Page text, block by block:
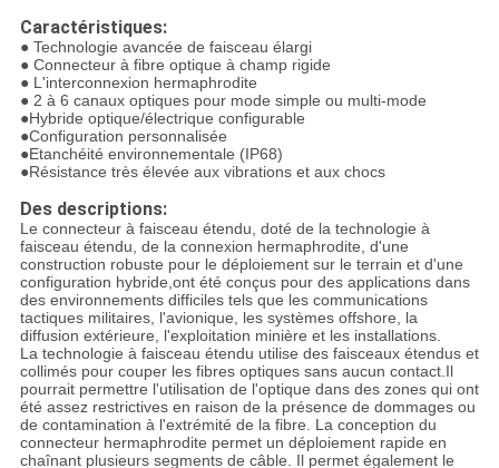
Caractéristiques:
● Technologie avancée de faisceau élargi
● Connecteur à fibre optique à champ rigide
● L'interconnexion hermaphrodite
● 2 à 6 canaux optiques pour mode simple ou multi-mode
●Hybride optique/électrique configurable
●Configuration personnalisée
●Etanchéité environnementale (IP68)
●Résistance très élevée aux vibrations et aux chocs
Des descriptions:
Le connecteur à faisceau étendu, doté de la technologie à
faisceau étendu, de la connexion hermaphrodite, d'une
construction robuste pour le déploiement sur le terrain et d'une
configuration hybride,ont été conçus pour des applications dans
des environnements difficiles tels que les communications
tactiques militaires, l'avionique, les systèmes offshore, la
diffusion extérieure, l'exploitation minière et les installations.
La technologie à faisceau étendu utilise des faisceaux étendus et
collimés pour couper les fibres optiques sans aucun contact.Il
pourrait permettre l'utilisation de l'optique dans des zones qui ont
été assez restrictives en raison de la présence de dommages ou
de contamination à l'extrémité de la fibre. La conception du
connecteur hermaphrodite permet un déploiement rapide en
chaînant plusieurs segments de câble. Il permet également le